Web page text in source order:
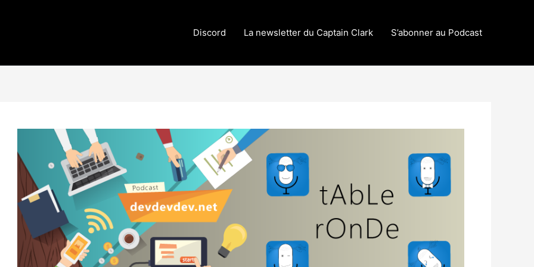
Discord La newsletter du Captain Clark S’abonner au Podcast